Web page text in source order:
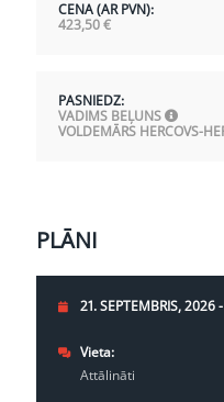
CENA (AR PVN):
423,50€
PASNIEDZ:
VADIMS BEĻUNS
VOLDEMĀRS HERCOVS-
PLĀNI
21. SEPTEMBRIS, 2026
Vieta:
Attālināti